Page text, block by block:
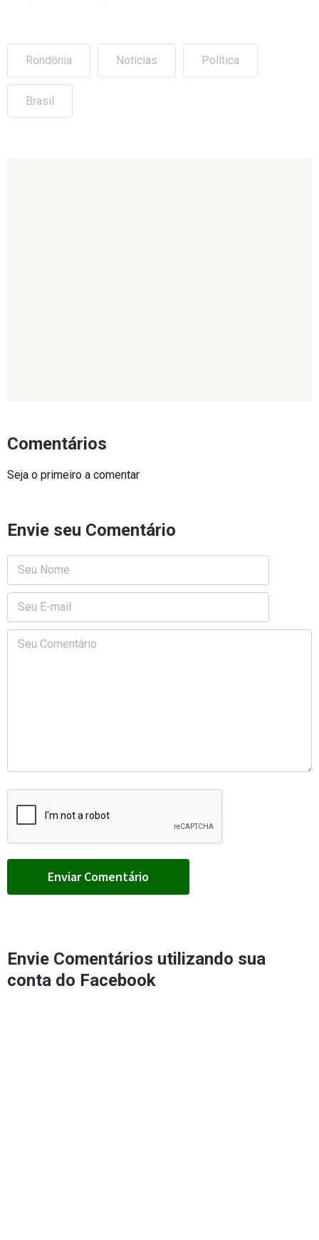
Rondônia Notícias Política
Brasil
Comentários
Seja o primeiro a comentar
Envie seu Comentário
Envie Comentários utilizando sua
conta do Facebook